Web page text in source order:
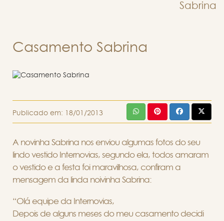
Sabrina
Casamento Sabrina
Publicado em: 18/01/2013
A novinha Sabrina nos enviou algumas fotos do seu
lindo vestido Internovias, segundo ela, todos amaram
o vestido e a festa foi maravilhosa, confiram a
mensagem da linda noivinha Sabrina:
“Olá equipe da Internovias,
Depois de alguns meses do meu casamento decidi